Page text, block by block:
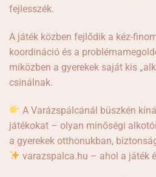
fejlesszék.
A játék közben fejlődik a kéz-
koordináció és a
miközben a gyerekek saját kis
csinálnak.
A Varázspálcánál büszkén
játékokat – olyan minőségi
a gyerekek otthonukban,
varazspalca.hu – ahol a játék